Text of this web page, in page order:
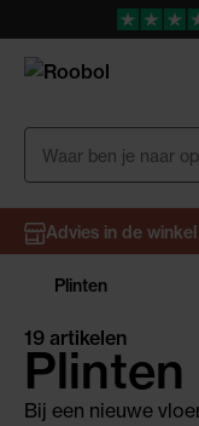
Advies in de winkel
Plinten
Plinten
19 artikelen
Bij een nieuwe